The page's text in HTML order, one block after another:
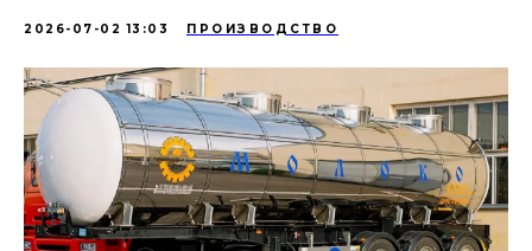
2026-07-02 13:03 ПРОИЗВОДСТВО